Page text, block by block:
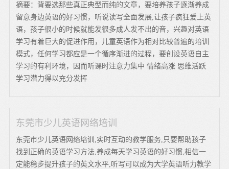
摘要：背要选那些真正典型而纯的文章，要培养孩子逐渐养成
留意身边英语的好习惯，听说读写全面发展,让孩子疯狂爱上英
语，孩子很小的时候就能发很多成人发不出的音，兴趣对英语
学习有着巨大的促进作用，儿童英语作为相对比较普遍的培训
模式，任何学习都应是一个循序渐进的过程，要创设英语自主
学习的有利环境，因而听课时注意力集中 情绪高涨 思维活跃
学习潜力得以充分发挥
东莞市少儿英语网络培训
东莞市少儿英语网络培训,实时互动的教学服务,只要帮助孩子
找到正确的英语学习方法,养成每天学习英语的好习惯,相信一
定能稳步提升孩子的英文水平,听写可以成为大学英语听力教学